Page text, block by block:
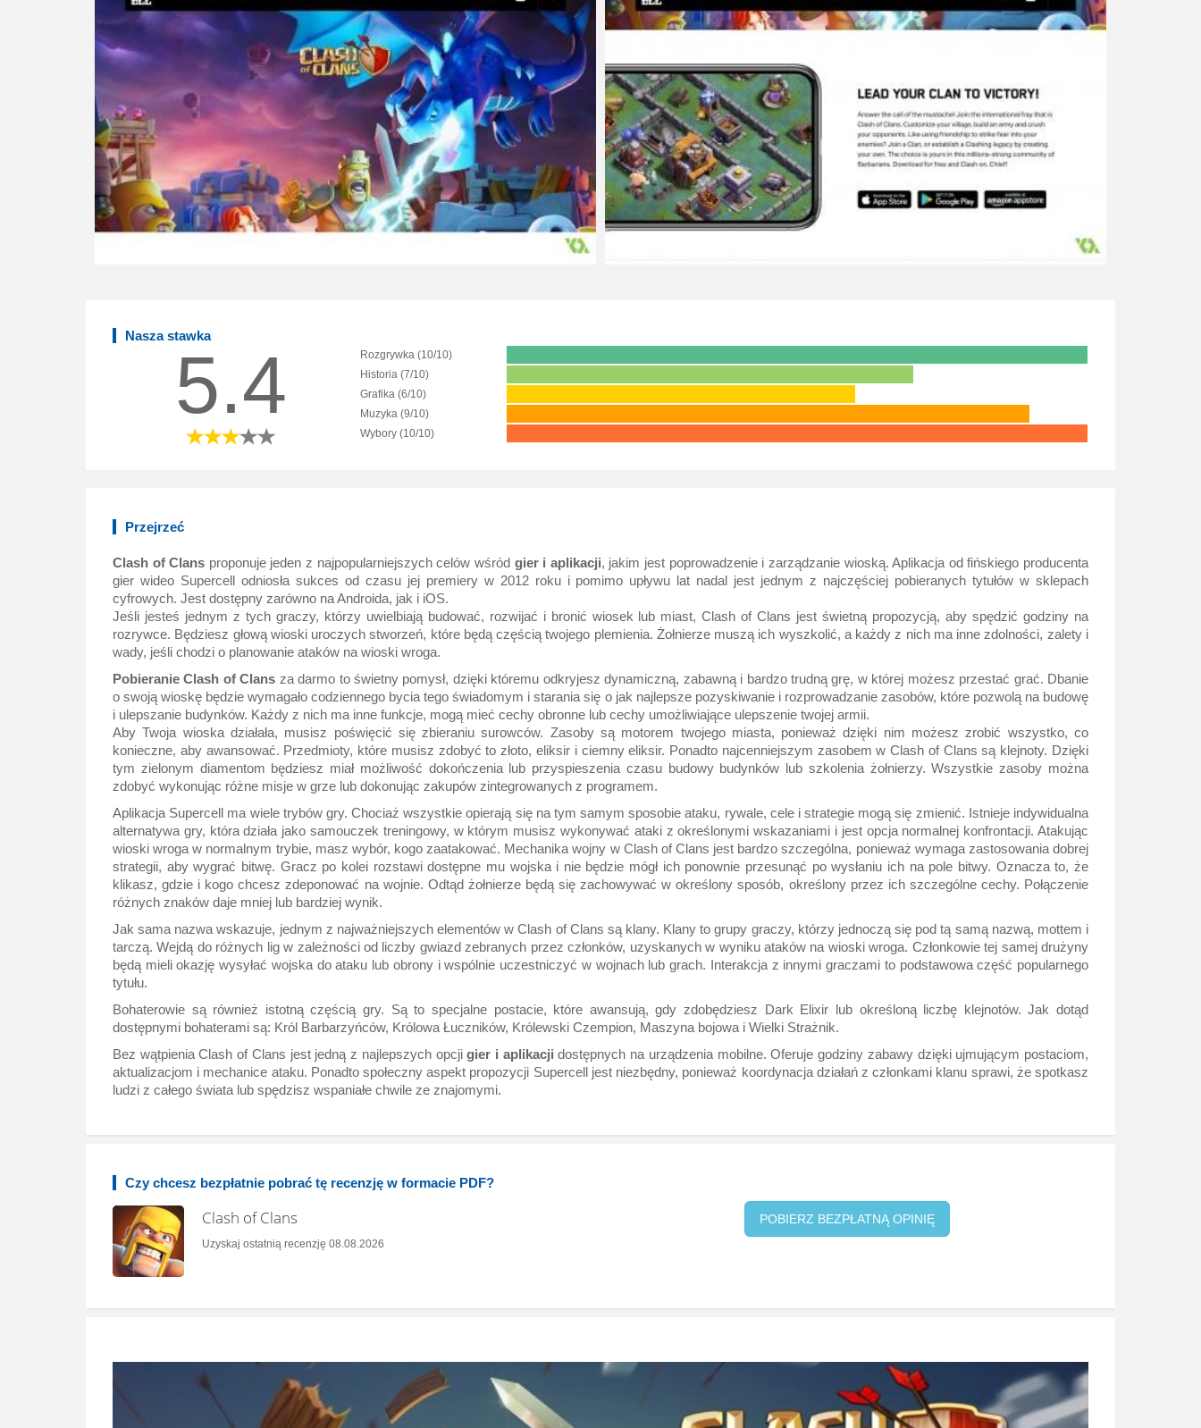
Nasza stawka
5.4
Rozgrywka (10/10)
Historia (7/10)
Grafika (6/10)
Muzyka (9/10)
Wybory (10/10)
Przejrzeć
Clash of Clans proponuje jeden z najpopularniejszych celów wśród gier i aplikacji, jakim jest poprowadzenie i zarządzanie wioską. Aplikacja od fińskiego producenta
gier wideo Supercell odniosła sukces od czasu jej premiery w 2012 roku i pomimo upływu lat nadal jest jednym z najczęściej pobieranych tytułów w sklepach
cyfrowych. Jest dostępny zarówno na Androida, jak i iOS.
Jeśli jesteś jednym z tych graczy, którzy uwielbiają budować, rozwijać i bronić wiosek lub miast, Clash of Clans jest świetną propozycją, aby spędzić godziny na
rozrywce. Będziesz głową wioski uroczych stworzeń, które będą częścią twojego plemienia. Żołnierze muszą ich wyszkolić, a każdy z nich ma inne zdolności, zalety i
wady, jeśli chodzi o planowanie ataków na wioski wroga.
Pobieranie Clash of Clans za darmo to świetny pomysł, dzięki któremu odkryjesz dynamiczną, zabawną i bardzo trudną grę, w której możesz przestać grać. Dbanie
o swoją wioskę będzie wymagało codziennego bycia tego świadomym i starania się o jak najlepsze pozyskiwanie i rozprowadzanie zasobów, które pozwolą na budowę
i ulepszanie budynków. Każdy z nich ma inne funkcje, mogą mieć cechy obronne lub cechy umożliwiające ulepszenie twojej armii.
Aby Twoja wioska działała, musisz poświęcić się zbieraniu surowców. Zasoby są motorem twojego miasta, ponieważ dzięki nim możesz zrobić wszystko, co
konieczne, aby awansować. Przedmioty, które musisz zdobyć to złoto, eliksir i ciemny eliksir. Ponadto najcenniejszym zasobem w Clash of Clans są klejnoty. Dzięki
tym zielonym diamentom będziesz miał możliwość dokończenia lub przyspieszenia czasu budowy budynków lub szkolenia żołnierzy. Wszystkie zasoby można
zdobyć wykonując różne misje w grze lub dokonując zakupów zintegrowanych z programem.
Aplikacja Supercell ma wiele trybów gry. Chociaż wszystkie opierają się na tym samym sposobie ataku, rywale, cele i strategie mogą się zmienić. Istnieje indywidualna
alternatywa gry, która działa jako samouczek treningowy, w którym musisz wykonywać ataki z określonymi wskazaniami i jest opcja normalnej konfrontacji. Atakując
wioski wroga w normalnym trybie, masz wybór, kogo zaatakować. Mechanika wojny w Clash of Clans jest bardzo szczególna, ponieważ wymaga zastosowania dobrej
strategii, aby wygrać bitwę. Gracz po kolei rozstawi dostępne mu wojska i nie będzie mógł ich ponownie przesunąć po wysłaniu ich na pole bitwy. Oznacza to, że
klikasz, gdzie i kogo chcesz zdeponować na wojnie. Odtąd żołnierze będą się zachowywać w określony sposób, określony przez ich szczególne cechy. Połączenie
różnych znaków daje mniej lub bardziej wynik.
Jak sama nazwa wskazuje, jednym z najważniejszych elementów w Clash of Clans są klany. Klany to grupy graczy, którzy jednoczą się pod tą samą nazwą, mottem i
tarczą. Wejdą do różnych lig w zależności od liczby gwiazd zebranych przez członków, uzyskanych w wyniku ataków na wioski wroga. Członkowie tej samej drużyny
będą mieli okazję wysyłać wojska do ataku lub obrony i wspólnie uczestniczyć w wojnach lub grach. Interakcja z innymi graczami to podstawowa część popularnego
tytułu.
Bohaterowie są również istotną częścią gry. Są to specjalne postacie, które awansują, gdy zdobędziesz Dark Elixir lub określoną liczbę klejnotów. Jak dotąd
dostępnymi bohaterami są: Król Barbarzyńców, Królowa Łuczników, Królewski Czempion, Maszyna bojowa i Wielki Strażnik.
Bez wątpienia Clash of Clans jest jedną z najlepszych opcjigier i aplikacji dostępnych na urządzenia mobilne. Oferuje godziny zabawy dzięki ujmującym postaciom,
aktualizacjom i mechanice ataku. Ponadto społeczny aspekt propozycji Supercell jest niezbędny, ponieważ koordynacja działań z członkami klanu sprawi, że spotkasz
ludzi z całego świata lub spędzisz wspaniałe chwile ze znajomymi.
Czy chcesz bezpłatnie pobrać tę recenzję w formacie PDF?
Clash of Clans
Uzyskaj ostatnią recenzję 08.08.2026
POBIERZ BEZPŁATNĄ OPINIĘ